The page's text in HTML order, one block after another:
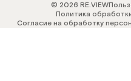
© 2026 RE.VIEW
Политика
Согласие на обработку